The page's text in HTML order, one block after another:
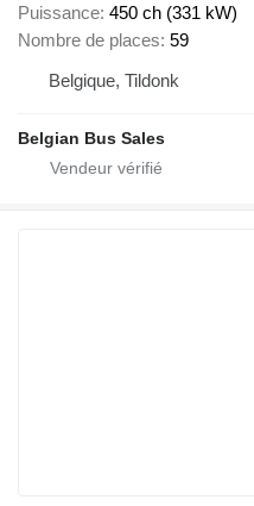
Puissance 450 ch (331 kW)
Nombre de places 59
Belgique, Tildonk
Belgian Bus Sales